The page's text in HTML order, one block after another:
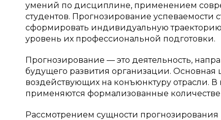
умений по дисциплине, применением
студентов. Прогнозирование
сформировать индивидуальную
уровень их профессиональной подготовки.
Прогнозирование — это деятельность,
будущего развития организации.
воздействующих на конъюнктуру отрасли.
применяются формализованные
Рассмотрением сущности прогнозирования